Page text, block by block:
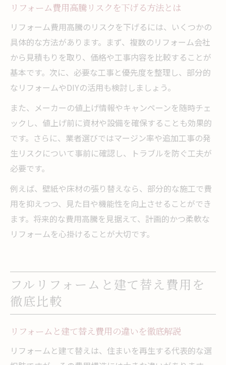
リフォーム費用高騰リスクを下げる方法とは
リフォーム費用高騰のリスクを下げるには、いくつかの
具体的な方法があります。まず、複数のリフォーム会社
から見積もりを取り、価格や工事内容を比較することが
基本です。次に、必要な工事と優先度を整理し、部分的
なリフォームやDIYの活用も検討しましょう。
また、メーカーの値上げ情報やキャンペーンを随時チェ
ックし、値上げ前に資材や設備を確保することも効果的
です。さらに、業者選びではマージン率や追加工事の発
生リスクについて事前に確認し、トラブルを防ぐ工夫が
必要です。
例えば、壁紙や床材の張り替えなら、部分的な施工で費
用を抑えつつ、見た目や機能性を向上させることができ
ます。将来的な費用高騰を見据えて、計画的かつ柔軟な
リフォームを心掛けることが大切です。
フルリフォームと建て替え費用を
徹底比較
リフォームと建て替え費用の違いを徹底解説
リフォームと建て替えは、住まいを再生する代表的な選